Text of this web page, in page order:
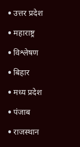
उत्तर प्रदेश
महाराष्ट्र
विश्लेषण
बिहार
मध्य प्रदेश
पंजाब
राजस्थान